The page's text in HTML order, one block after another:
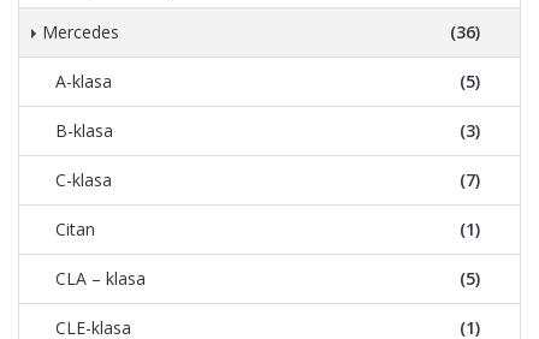
Mercedes (36)
A-klasa (5)
B-klasa (3)
C-klasa (7)
Citan (1)
CLA – klasa (5)
CLE-klasa (1)